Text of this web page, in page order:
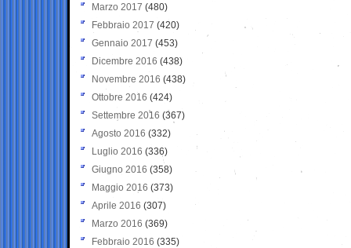
Marzo 2017 (480)
Febbraio 2017 (420)
Gennaio 2017 (453)
Dicembre 2016 (438)
Novembre 2016 (438)
Ottobre 2016 (424)
Settembre 2016 (367)
Agosto 2016 (332)
Luglio 2016 (336)
Giugno 2016 (358)
Maggio 2016 (373)
Aprile 2016 (307)
Marzo 2016 (369)
Febbraio 2016 (335)